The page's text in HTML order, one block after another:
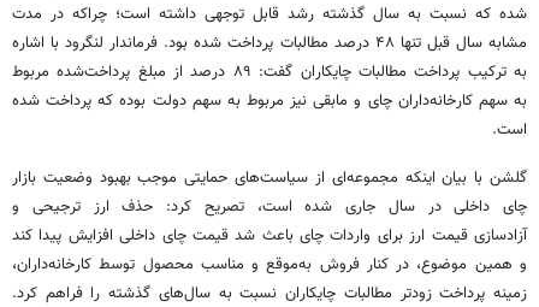
شده که نسبت به سال گذشته رشد قابل توجهی داشته است؛ چراکه در مدت
مشابه سال قبل تنها ۴۸ درصد مطالبات پرداخت شده بود. فرماندار لنگرود با اشاره
به ترکیب پرداخت مطالبات چایکاران گفت: ۸۹ درصد از مبلغ پرداخت‌شده مربوط
به سهم کارخانه‌داران چای و مابقی نیز مربوط به سهم دولت بوده که پرداخت شده
است.
گلشن با بیان اینکه مجموعه‌ای از سیاست‌های حمایتی موجب بهبود وضعیت بازار
چای داخلی در سال جاری شده است، تصریح کرد: حذف ارز ترجیحی و
آزادسازی قیمت ارز برای واردات چای باعث شد قیمت چای داخلی افزایش پیدا کند
و همین موضوع، در کنار فروش به‌موقع و مناسب محصول توسط کارخانه‌داران،
زمینه پرداخت زودتر مطالبات چایکاران نسبت به سال‌های گذشته را فراهم کرد.